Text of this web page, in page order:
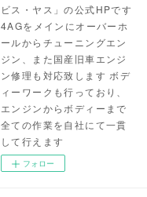
ビス・ヤス」の公式HPです
4AGをメインにオーバーホ
ールからチューニングエン
ジン、また国産旧車エンジ
ン修理も対応致します ボデ
ィーワークも行っており、
エンジンからボディーまで
全ての作業を自社にて一貫
して行えます
フォロー